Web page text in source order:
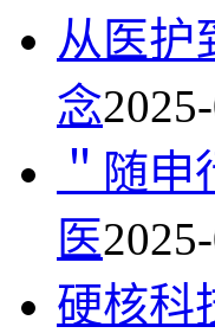
从医护
念
＂随
医
硬核科